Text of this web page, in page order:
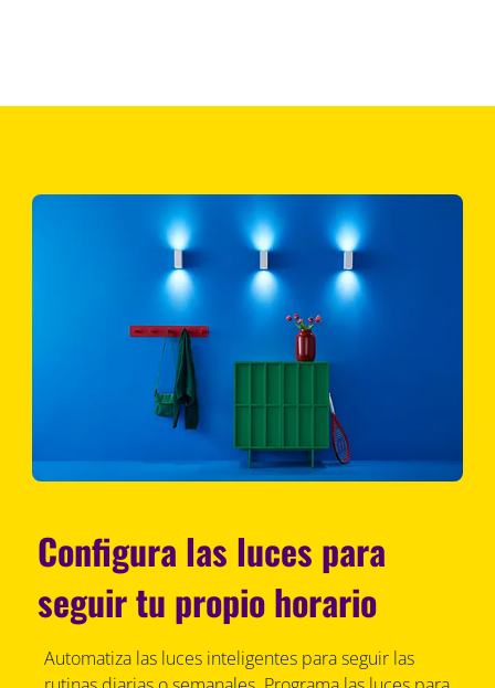
Configura las luces para
seguir tu propio horario
Automatiza las luces inteligentes para seguir las